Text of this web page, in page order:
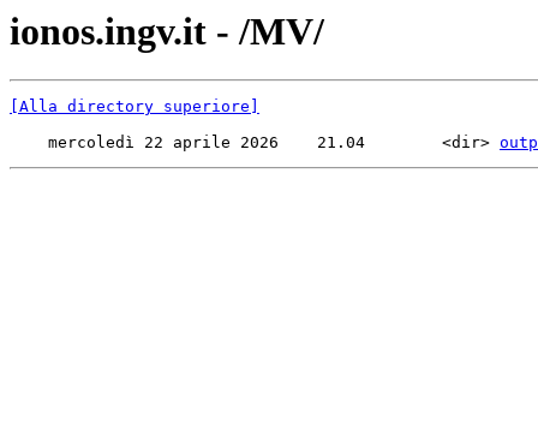
ionos.ingv.it - /MV/
[Alla directory superiore]
    mercoledì 22 aprile 2026    21.04        <dir>